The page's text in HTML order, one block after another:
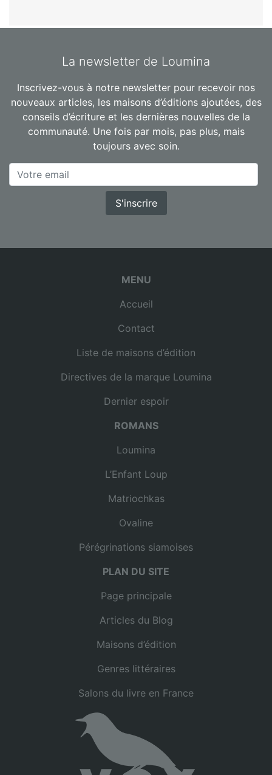
La newsletter de Loumina
Inscrivez-vous à notre newsletter pour recevoir nos
nouveaux articles, les maisons d’éditions ajoutées, des
conseils d’écriture et les dernières nouvelles de la
communauté. Une fois par mois, pas plus, mais
toujours avec soin.
S'inscrire
MENU
Accueil
Contact
Liste de maisons d’édition
Directives de la marque Loumina
Dernier espoir
ROMANS
Loumina
L’Enfant Loup
Matriochkas
Ovaline
Pérégrinations siamoises
PLAN DU SITE
Page principale
Articles du Blog
Maisons d’édition
Genres littéraires
Salons du livre en France